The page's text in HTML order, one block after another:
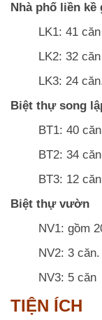
Nhà phố liền kề
LK1: 41 căn
LK2: 32 căn
LK3: 24
Biệt thự song
BT1: 40
BT2: 34
BT3: 12
Biệt thự vườn
NV1: gồm
NV2: 3 căn.
NV3: 5 căn
TIỆN ÍCH